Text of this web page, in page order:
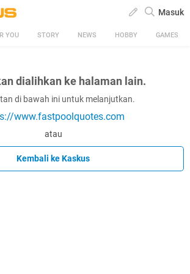
Masuk
YOU STORY NEWS HOBBY GAMES
dialihkan ke halaman lain.
di bawah ini untuk melanjutkan.
www.fastpoolquotes.com
atau
Kembali ke Kaskus